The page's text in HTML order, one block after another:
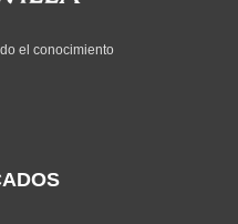
el conocimiento